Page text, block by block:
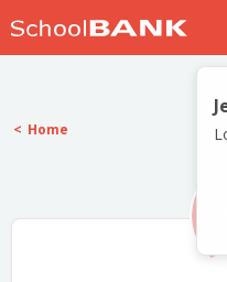
Meld
Home